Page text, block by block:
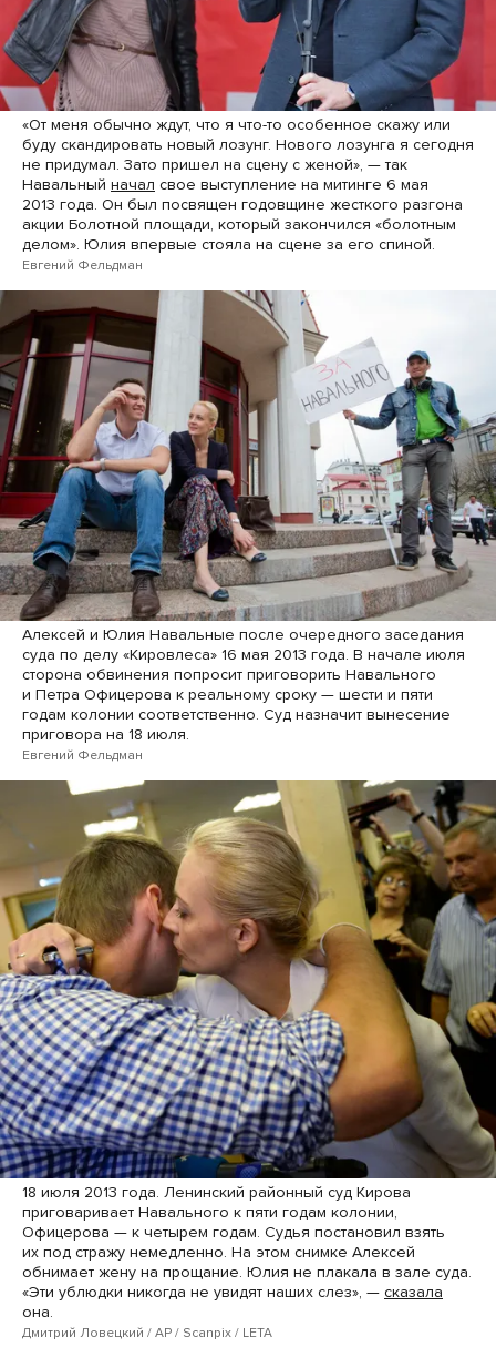
«От меня обычно ждут, что я что-то особенное скажу или
буду скандировать новый лозунг. Нового лозунга я сегодня
не придумал. Зато пришел на сцену с женой», — так
Навальный начал свое выступление на митинге 6 мая
2013 года. Он был посвящен годовщине жесткого разгона
акции Болотной площади, который закончился «болотным
делом». Юлия впервые стояла на сцене за его спиной.
Евгений Фельдман
Алексей и Юлия Навальные после очередного заседания
суда по делу «Кировлеса» 16 мая 2013 года. В начале июля
сторона обвинения попросит приговорить Навального
и Петра Офицерова к реальному сроку — шести и пяти
годам колонии соответственно. Суд назначит вынесение
приговора на 18 июля.
Евгений Фельдман
18 июля 2013 года. Ленинский районный суд Кирова
приговаривает Навального к пяти годам колонии,
Офицерова — к четырем годам. Судья постановил взять
их под стражу немедленно. На этом снимке Алексей
обнимает жену на прощание. Юлия не плакала в зале суда.
«Эти ублюдки никогда не увидят наших слез», — сказала
она.
Дмитрий Ловецкий / AP / Scanpix / LETA